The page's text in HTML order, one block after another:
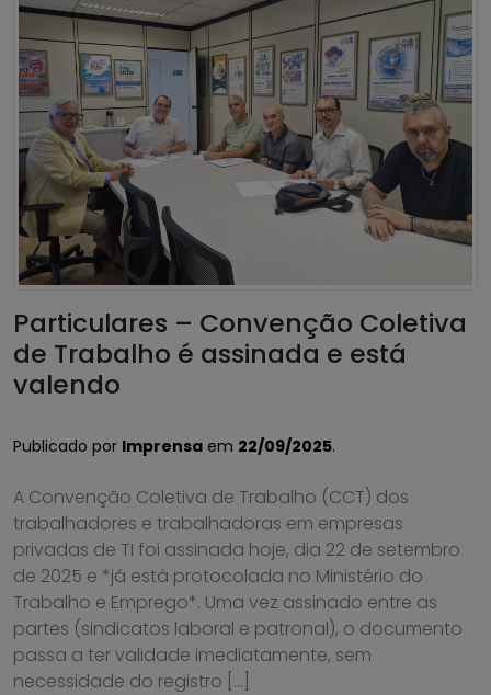
Particulares – Convenção Coletiva
de Trabalho é assinada e está
valendo
Publicado por Imprensa em 22/09/2025.
A Convenção Coletiva de Trabalho (CCT) dos
trabalhadores e trabalhadoras em empresas
privadas de TI foi assinada hoje, dia 22 de setembro
de 2025 e *já está protocolada no Ministério do
Trabalho e Emprego*. Uma vez assinado entre as
partes (sindicatos laboral e patronal), o documento
passa a ter validade imediatamente, sem
necessidade do registro […]